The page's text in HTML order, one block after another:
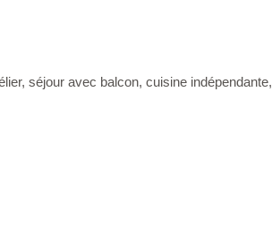
séjour avec balcon, cuisine indépendante,